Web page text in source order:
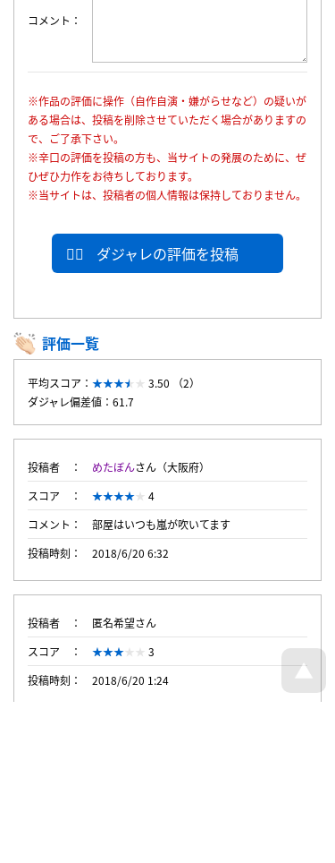
コメント
※作品の評価に操作（自作自演・嫌がらせなど）の疑いが
ある場合は、投稿を削除させていただく場合がありますの
で、ご了承下さい。
※辛口の評価を投稿の方も、当サイトの発展のために、ぜ
ひぜひ力作をお待ちしております。
※当サイトは、投稿者の個人情報は保持しておりません。
ダジャレの評価を投稿
評価一覧
平均スコア：
3.50 （2）
ダジャレ偏差値：61.7
投稿者 めたぼんさん（大阪府）
スコア
4
コメント
部屋はいつも嵐が吹いてます
投稿時刻
2018/6/20 6:32
投稿者
匿名希望さん
スコア
3
投稿時刻
2018/6/20 1:24